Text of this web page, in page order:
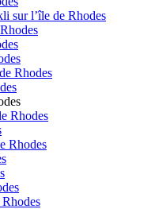
sur l’île de Rhodes
Rhodes
Rhodes
Rhodes